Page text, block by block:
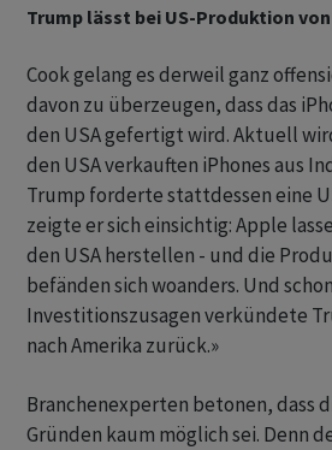
Trump lässt bei US-Produktion
Cook gelang es derweil ganz
davon zu überzeugen, dass das
den USA gefertigt wird. Aktuell
den USA verkauften iPhones aus
Trump forderte stattdessen eine
zeigte er sich einsichtig: Apple
den USA herstellen - und die
befänden sich woanders. Und
Investitionszusagen verkündete
nach Amerika zurück.»
Branchenexperten betonen, dass
Gründen kaum möglich sei. Denn